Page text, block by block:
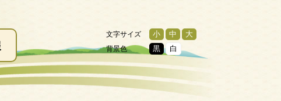
文字サイズ 小 中 大
背景色 黒 白